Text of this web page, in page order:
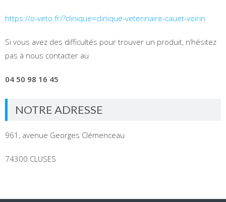
https://o-veto.fr/?clinique=clinique-veterinaire-cauet-voirin
Si vous avez des difficultés pour trouver un produit, n’hésitez
pas à nous contacter au
04 50 98 16 45
NOTRE ADRESSE
961, avenue Georges Clémenceau
74300 CLUSES